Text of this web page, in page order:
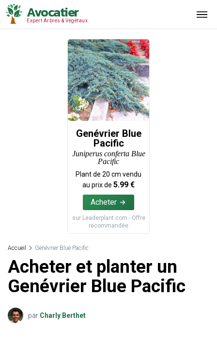
Avocatier
Expert Arbres & Végétaux.
Genévrier Blue
Pacific
Juniperus conferta Blue
Pacific
Plant de 20 cm vendu
au prix de 5.99 €
Acheter
sur Leaderplant.com - Offre
recommandée
Accueil Genévrier Blue Pacific
Acheter et planter un
Genévrier Blue Pacific
par Charly Berthet